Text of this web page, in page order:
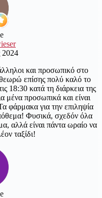
2024
και προσωπικό στο
επίσης πολύ καλό το
18:30 κατά τη διάρκεια της
μένα προσωπικά και είναι
φάρμακα για την επιληψία
Φυσικά, σχεδόν όλα
αλλά είναι πάντα ωραίο να
ταξίδι!